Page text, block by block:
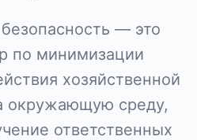
— это
по минимизации
хозяйственной
окружающую среду,
ответственных